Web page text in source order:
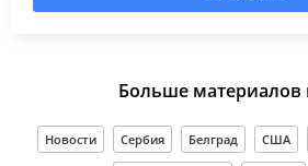
Больше материалов
Новости Сербия Белград США